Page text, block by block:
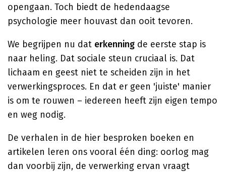
opengaan. Toch biedt de hedendaagse
psychologie meer houvast dan ooit tevoren.
We begrijpen nu dat erkenning de eerste stap is
naar heling. Dat sociale steun cruciaal is. Dat
lichaam en geest niet te scheiden zijn in het
verwerkingsproces. En dat er geen 'juiste' manier
is om te rouwen – iedereen heeft zijn eigen tempo
en weg nodig.
De verhalen in de hier besproken boeken en
artikelen leren ons vooral één ding: oorlog mag
dan voorbij zijn, de verwerking ervan vraagt